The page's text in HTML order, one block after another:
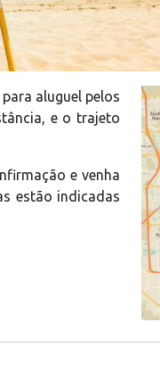
aluguel pelos
e o trajeto
e venha
estão indicadas